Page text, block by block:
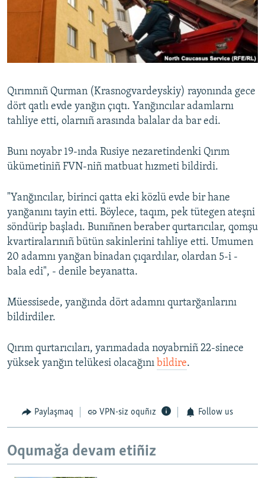
Русский
Українською
Qırımnıñ Qurman (Krasnogvardeyskiy) rayonında gece
dört qatlı evde yanğın çıqtı. Yanğıncılar adamlarnı
tahliye etti, olarnıñ arasında balalar da bar edi.
Bunı noyabr 19-ında Rusiye nezaretindenki Qırım
ükümetiniñ FVN-niñ matbuat hızmeti bildirdi.
"Yanğıncılar, birinci qatta eki közlü evde bir hane
yanğanını tayin etti. Böylece, taqım, pek tütegen ateşni
söndürip başladı. Bunıñnen beraber qurtarıcılar, qomşu
kvartiralarınıñ bütün sakinlerini tahliye etti. Umumen
20 adamnı yanğan binadan çıqardılar, olardan 5-i -
bala edi", - denile beyanatta.
Müessisede, yanğında dört adamnı qurtarğanlarını
bildirdiler.
Qırım qurtarıcıları, yarımadada noyabrniñ 22-sinece
yüksek yanğın telükesi olacağını bildire.
Paylaşmaq VPN-siz oquñız Follow us
Oqumağa devam etiñiz